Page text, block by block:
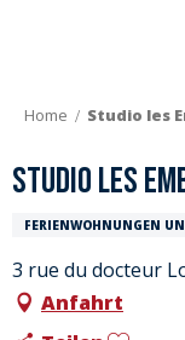
Home Studio les
Studio les
FERIENWOHNUNGEN
3 rue du docteur
Anfahrt
Ajouter